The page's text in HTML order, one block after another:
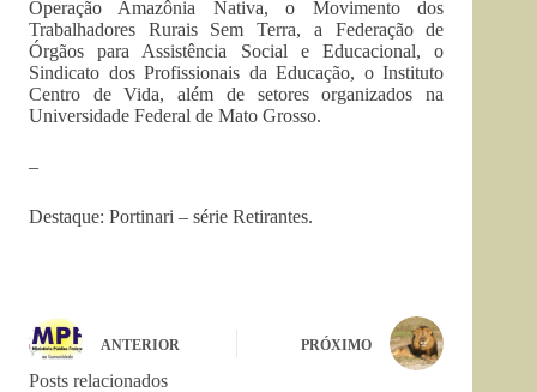
Operação Amazônia Nativa, o Movimento dos
Trabalhadores Rurais Sem Terra, a Federação de
Órgãos para Assistência Social e Educacional, o
Sindicato dos Profissionais da Educação, o Instituto
Centro de Vida, além de setores organizados na
Universidade Federal de Mato Grosso.
–
Destaque: Portinari – série Retirantes.
ANTERIOR PRÓXIMO
Posts relacionados